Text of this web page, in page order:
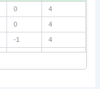
0 4
0 4
-1 4
-1 3